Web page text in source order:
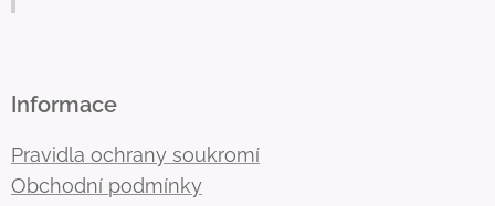
Informace
Pravidla ochrany soukromí
Obchodní podmínky